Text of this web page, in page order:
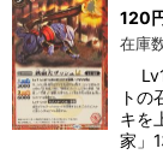
120
在庫
Lv1
トの
キを
家」